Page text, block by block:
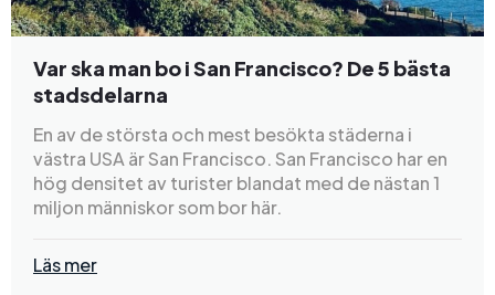
Var ska man bo i San Francisco? De 5 bästa
stadsdelarna
En av de största och mest besökta städerna i
västra USA är San Francisco. San Francisco har en
hög densitet av turister blandat med de nästan 1
miljon människor som bor här.
Läs mer